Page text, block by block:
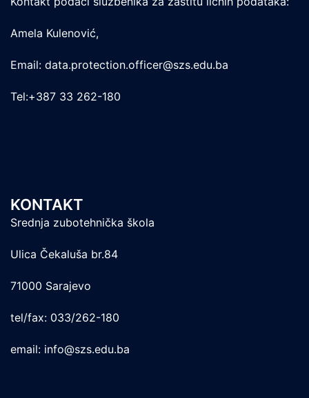
Amela Kulenović,
Email: data.protection.officer@szs.edu.ba
Tel:+387 33 262-180
KONTAKT
Srednja zubotehnička škola
Ulica Čekaluša br.84
71000 Sarajevo
tel/fax: 033/262-180
email: info@szs.edu.ba